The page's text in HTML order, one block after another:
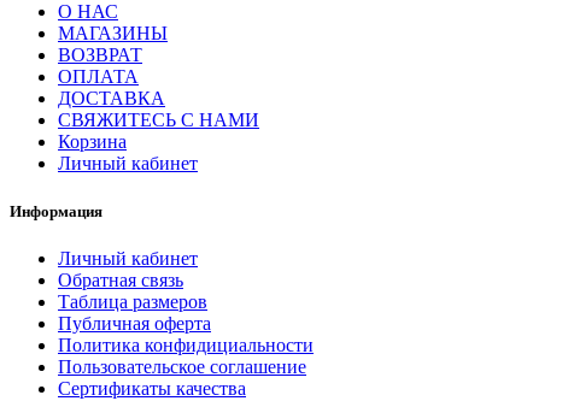
О НАС
МАГАЗИНЫ
ВОЗВРАТ
ОПЛАТА
ДОСТАВКА
СВЯЖИТЕСЬ С НАМИ
Корзина
Личный кабинет
Информация
Личный кабинет
Обратная связь
Таблица размеров
Публичная оферта
Политика конфидициальности
Пользовательское соглашение
Сертификаты качества